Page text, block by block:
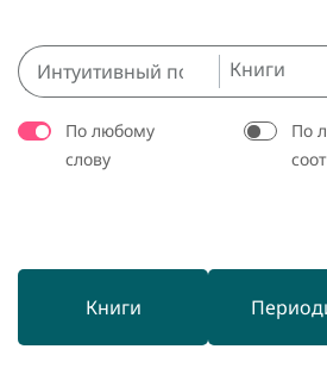
Книги
По любому
слову
По
Книги